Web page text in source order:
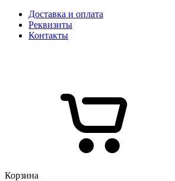
Доставка и оплата
Реквизиты
Контакты
Корзина